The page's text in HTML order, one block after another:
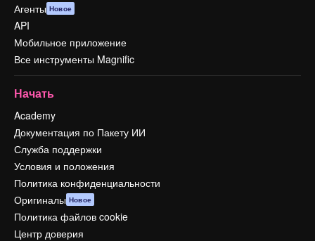
Агенты Новое
API
Мобильное приложение
Все инструменты Magnific
Начать
Academy
Документация по Пакету ИИ
Служба поддержки
Условия и положения
Политика конфиденциальности
Оригиналы Новое
Политика файлов cookie
Центр доверия